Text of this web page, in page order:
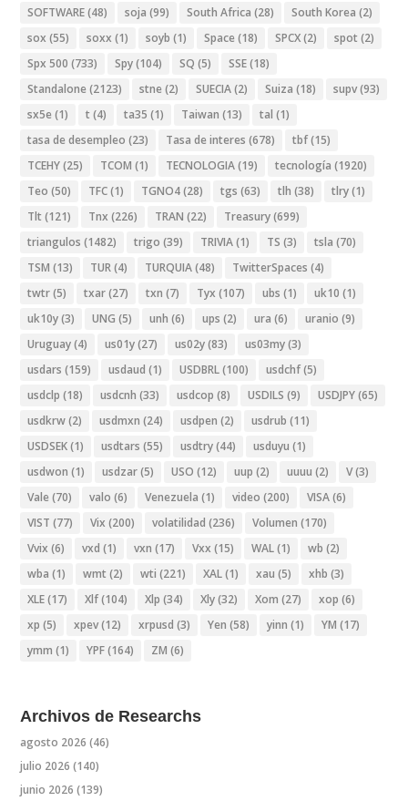
SOFTWARE(48) soja (99) South Africa (28) South Korea (2)
sox (55) soxx (1) soyb (1) Space (18) SPCX(2) spot (2)
Spx 500 (733) Spy(104) SQ (5) SSE(18)
Standalone (2123) stne (2) SUECIA(2) Suiza (18) supv(93)
sx5e (1) t (4) ta35 (1) Taiwan (13) tal (1)
tasa de desempleo (23) Tasa de interes (678) tbf(15)
TCEHY(25) TCOM (1) TECNOLOGIA(19) tecnología (1920)
Teo (50) TFC(1) TGNO4(28) tgs (63) tlh (38) tlry(1)
Tlt (121) Tnx (226) TRAN (22) Treasury(699)
triangulos (1482) trigo (39) TRIVIA(1) TS (3) tsla (70)
TSM (13) TUR(4) TURQUIA(48) TwitterSpaces (4)
twtr(5) txar(27) txn (7) Tyx (107) ubs (1) uk10 (1)
uk10y(3) UNG (5) unh (6) ups (2) ura (6) uranio (9)
Uruguay(4) us01y(27) us02y(83) us03my(3)
usdars (159) usdaud (1) USDBRL(100) usdchf(5)
usdclp (18) usdcnh (33) usdcop (8) USDILS (9) USDJPY(65)
usdkrw(2) usdmxn (24) usdpen (2) usdrub (11)
USDSEK(1) usdtars (55) usdtry(44) usduyu (1)
usdwon (1) usdzar(5) USO (12) uup (2) uuuu (2) V(3)
Vale (70) valo (6) Venezuela (1) video (200) VISA(6)
VIST (77) Vix (200) volatilidad (236) Volumen (170)
Vvix (6) vxd (1) vxn (17) Vxx (15) WAL(1) wb (2)
wba (1) wmt (2) wti (221) XAL(1) xau (5) xhb (3)
XLE(17) Xlf(104) Xlp (34) Xly(32) Xom (27) xop (6)
xp (5) xpev(12) xrpusd (3) Yen (58) yinn (1) YM (17)
ymm (1) YPF(164) ZM (6)
Archivos de Researchs
agosto 2026 (46)
julio 2026 (140)
junio 2026 (139)